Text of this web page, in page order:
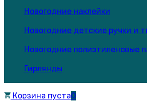
Новогодние наклейки
Новогодние детские ручки и
Новогодние полиэтиленовые
Гирлянды
Корзина пуста0